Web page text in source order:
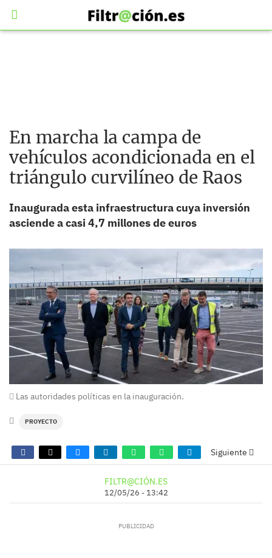
En marcha la campa de
vehículos acondicionada en el
triángulo curvilíneo de Raos
Inaugurada esta infraestructura cuya inversión
asciende a casi 4,7 millones de euros
Las autoridades políticas en la inauguración.
PROYECTO
Siguiente
FILTR@CIÓN.ES
12/05/26 - 13:42